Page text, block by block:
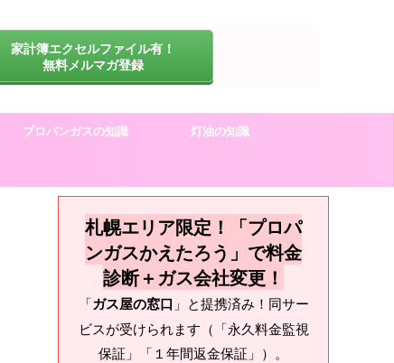
家計簿エクセルファイル有！
無料メルマガ登録
プロパンガスの知識 灯油の知識
札幌エリア限定！「プロパ
ンガスかえたろう」で料金
診断＋ガス会社変更！
「ガス屋の窓口 」と提携済み！同サー
ビスが受けられます（「永久料金監視
保証」「１年間返金保証」）。